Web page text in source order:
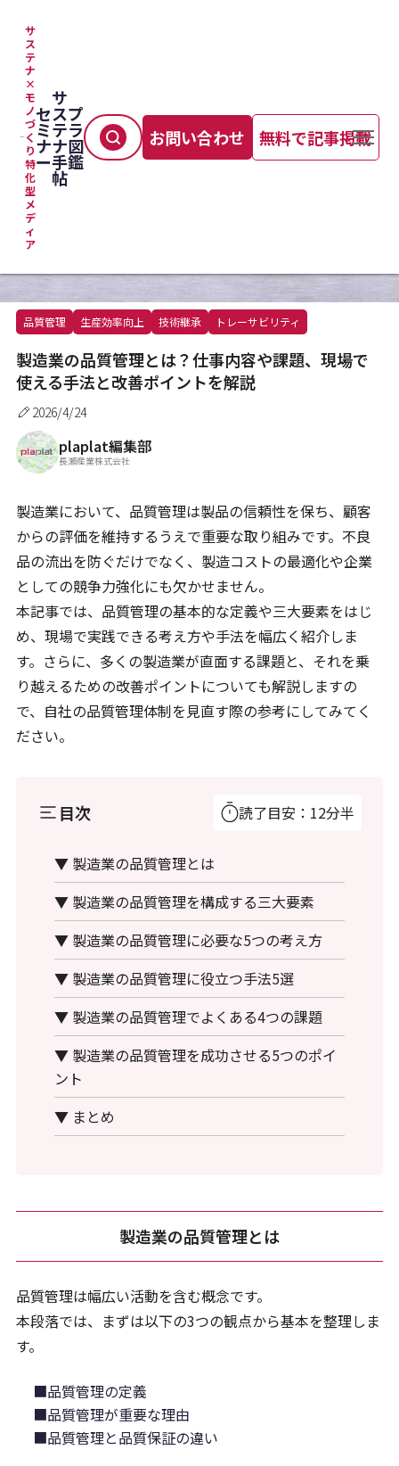
サ
ス
テ
ナ
×
モ
ノ
づ
く
り
特
化
型
メ
デ
ィ
ア
セ
ミ
ナ
ー
サ
ス
テ
ナ
手
帖
プ
ラ
図
鑑
お問い合わせ 無料で記事掲載
TOP
製造業の品質管理とは？仕事内容や課題、現場で使える手法と改善ポイントを解説
品質管理 生産効率向上 技術継承 トレーサビリティ
製造業の品質管理とは？仕事内容や課題、現場で
使える手法と改善ポイントを解説
2026/4/24
plaplat編集部
長瀬産業株式会社
製造業において、品質管理は製品の信頼性を保ち、顧客
からの評価を維持するうえで重要な取り組みです。不良
品の流出を防ぐだけでなく、製造コストの最適化や企業
としての競争力強化にも欠かせません。
本記事では、品質管理の基本的な定義や三大要素をはじ
め、現場で実践できる考え方や手法を幅広く紹介しま
す。さらに、多くの製造業が直面する課題と、それを乗
り越えるための改善ポイントについても解説しますの
で、自社の品質管理体制を見直す際の参考にしてみてく
ださい。
目次 読了目安：12分半
▼ 製造業の品質管理とは
▼ 製造業の品質管理を構成する三大要素
▼ 製造業の品質管理に必要な5つの考え方
▼ 製造業の品質管理に役立つ手法5選
▼ 製造業の品質管理でよくある4つの課題
▼ 製造業の品質管理を成功させる5つのポイ
ント
▼ まとめ
製造業の品質管理とは
品質管理は幅広い活動を含む概念です。
本段落では、まずは以下の3つの観点から基本を整理しま
す。
■品質管理の定義
■品質管理が重要な理由
■品質管理と品質保証の違い